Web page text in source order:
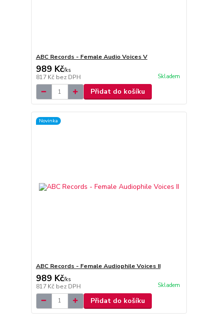
ABC Records - Female Audio Voices V
989 Kč/ks
817 Kč bez DPH Skladem
Přidat do košíku
Novinka
ABC Records - Female Audiophile Voices II
989 Kč/ks
817 Kč bez DPH Skladem
Přidat do košíku